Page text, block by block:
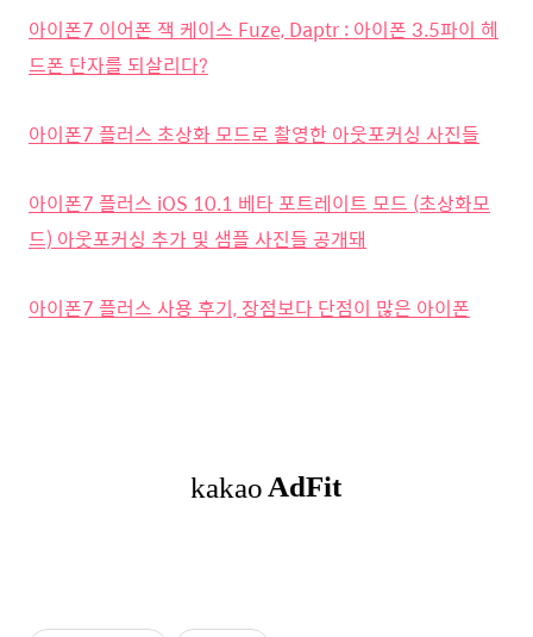
아이폰7 이어폰 잭 케이스 Fuze, Daptr : 아이폰 3.5파이 헤
드폰 단자를 되살리다?
아이폰7 플러스 초상화 모드로 촬영한 아웃포커싱 사진들
아이폰7 플러스 iOS 10.1 베타 포트레이트 모드 (초상화모
드) 아웃포커싱 추가 및 샘플 사진들 공개돼
아이폰7 플러스 사용 후기, 장점보다 단점이 많은 아이폰